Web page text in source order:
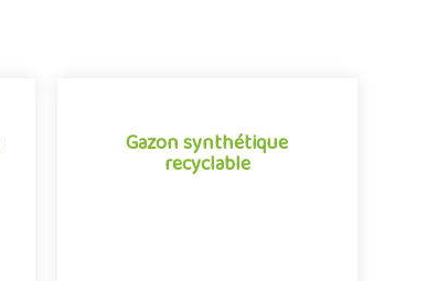
Gazon synthétique
recyclable